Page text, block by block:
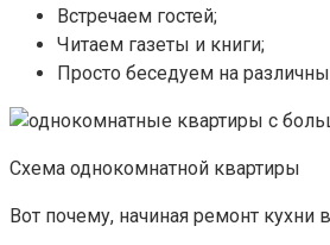
Встречаем гостей;
Читаем газеты и книги;
Просто беседуем на
Схема однокомнатной квартиры
Вот почему, начиная ремонт